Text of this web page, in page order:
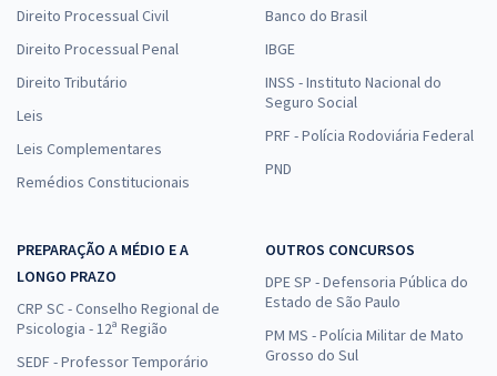
Direito Processual Civil
Direito Processual Penal
Direito Tributário
Leis
Leis Complementares
Remédios Constitucionais
Banco do Brasil
IBGE
INSS - Instituto Nacional do
Seguro Social
PRF - Polícia Rodoviária Federal
PND
PREPARAÇÃO A MÉDIO E A
LONGO PRAZO
CRP SC - Conselho Regional de
Psicologia - 12ª Região
SEDF - Professor Temporário
OUTROS CONCURSOS
DPE SP - Defensoria Pública do
Estado de São Paulo
PM MS - Polícia Militar de Mato
Grosso do Sul